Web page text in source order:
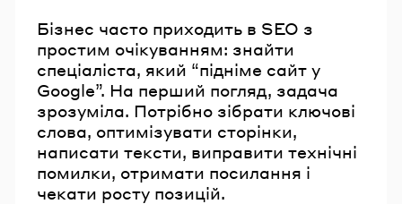
Бізнес часто приходить в SEO з
простим очікуванням: знайти
спеціаліста, який “підніме сайт у
Google”. На перший погляд, задача
зрозуміла. Потрібно зібрати ключові
слова, оптимізувати сторінки,
написати тексти, виправити технічні
помилки, отримати посилання і
чекати росту позицій.